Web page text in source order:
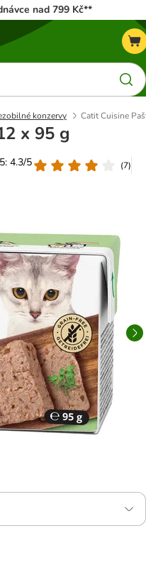
nad 799 Kč**
konzervy Catit Cuisine
x 95 g
4.3/5
(7)